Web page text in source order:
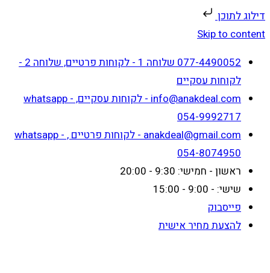
דילוג לתוכן
Skip to content
077-4490052 שלוחה 1 - לקוחות פרטיים, שלוחה 2 -
לקוחות עסקיים
info@anakdeal.com - לקוחות עסקיים, whatsapp -
054-9992717
anakdeal@gmail.com - לקוחות פרטיים , whatsapp -
054-8074950
ראשון - חמישי: 9:30 - 20:00
שישי: - 9:00 - 15:00
פייסבוק
להצעת מחיר אישית